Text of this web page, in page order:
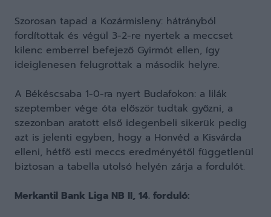
Szorosan tapad a Kozármisleny: hátrányból
fordítottak és végül 3-2-re nyertek a meccset
kilenc emberrel befejező Gyirmót ellen, így
ideiglenesen felugrottak a második helyre.
A Békéscsaba 1-0-ra nyert Budafokon: a lilák
szeptember vége óta először tudtak győzni, a
szezonban aratott első idegenbeli sikerük pedig
azt is jelenti egyben, hogy a Honvéd a Kisvárda
elleni, hétfő esti meccs eredményétől függetlenül
biztosan a tabella utolsó helyén zárja a fordulót.
Merkantil Bank Liga NB II, 14. forduló: